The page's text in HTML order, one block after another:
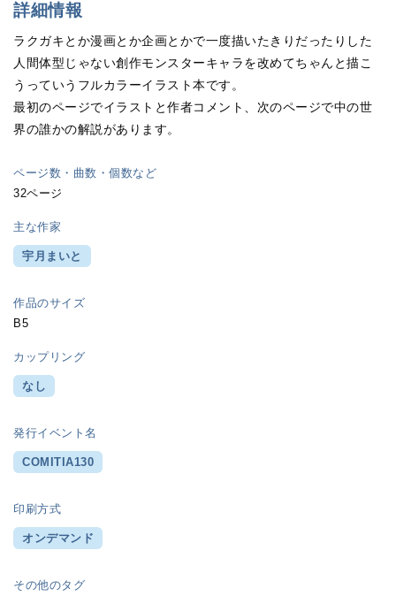
詳細情報
ラクガキとか漫画とか企画とかで一度描いたきりだったりした
人間体型じゃない創作モンスターキャラを改めてちゃんと描こ
うっていうフルカラーイラスト本です。
最初のページでイラストと作者コメント、次のページで中の世
界の誰かの解説があります。
ページ数・曲数・個数など
32ページ
主な作家
宇月まいと
作品のサイズ
B5
カップリング
なし
発行イベント名
COMITIA130
印刷方式
オンデマンド
その他のタグ